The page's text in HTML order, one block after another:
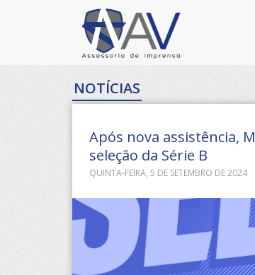
NOTÍCIAS
Após nova assistência,
seleção da Série B
QUINTA-FEIRA, 5 DE SETEMBRO DE 2024